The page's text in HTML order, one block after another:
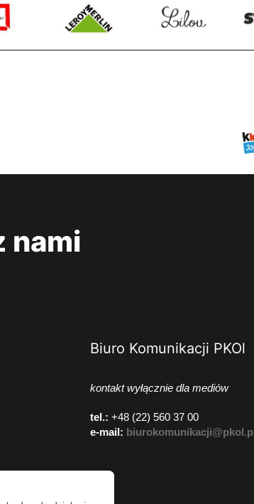
nami
Biuro Komunikacji PKOl
kontakt wyłącznie dla mediów
tel.: +48 (22) 560 37 00
e-mail: